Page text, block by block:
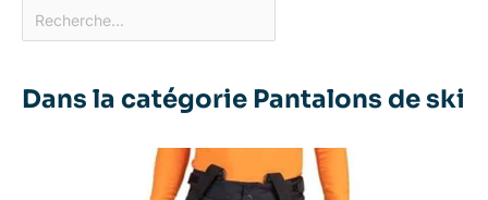
Dans la catégorie Pantalons de ski